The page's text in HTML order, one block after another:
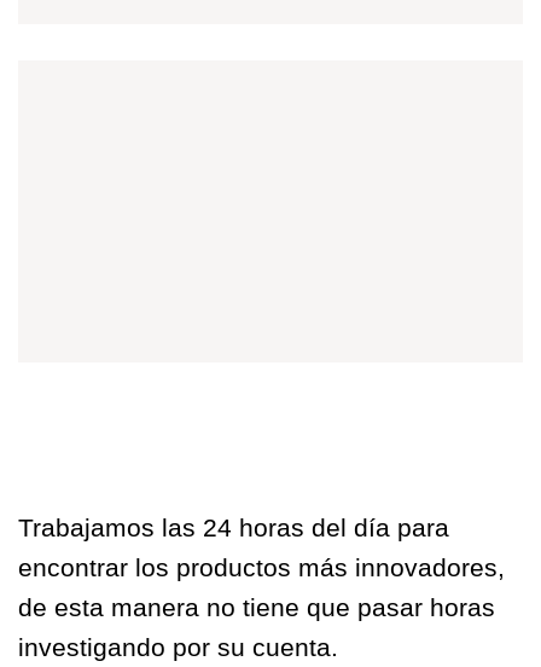
Trabajamos las 24 horas del día para
encontrar los productos más innovadores,
de esta manera no tiene que pasar horas
investigando por su cuenta.